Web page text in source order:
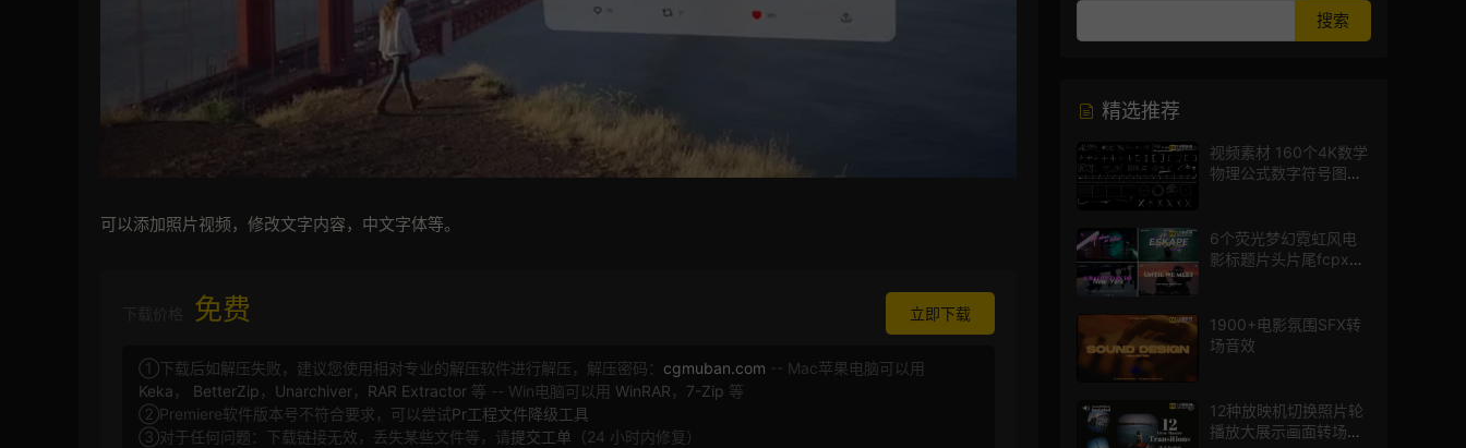
可以添加照片视频，修改文字内容，中文字体等。
免费 立即下载
①下载后如解压失败，建议您使用相对专业的解压软件进行解压，解压密码： cgmuban.com -- Mac苹果电脑可以用
Keka ， BetterZip ， Unarchiver， RAR Extractor 等 -- Win电脑可以用 WinRAR ， 7-Zip 等
②Premiere软件版本号不符合要求，可以尝试Pr工程文件降级工具
③对于任何问题：下载链接无效，丢失某些文件等，请提交工单 （24 小时内修复）
精选推荐
视频素材 160个4K数学
物理公式数字符号图标
6个荧光梦幻霓虹风电
影标题片头片尾fcpx插
1900+电影氛围SFX转
场音效
12种放映机切换照片轮
播放大展示画面转场动